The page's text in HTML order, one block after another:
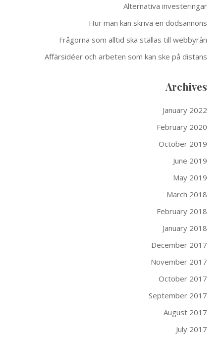
Alternativa investeringar
Hur man kan skriva en dödsannons
Frågorna som alltid ska ställas till webbyrån
Affärsidéer och arbeten som kan ske på distans
Archives
January 2022
February 2020
October 2019
June 2019
May 2019
March 2018
February 2018
January 2018
December 2017
November 2017
October 2017
September 2017
August 2017
July 2017